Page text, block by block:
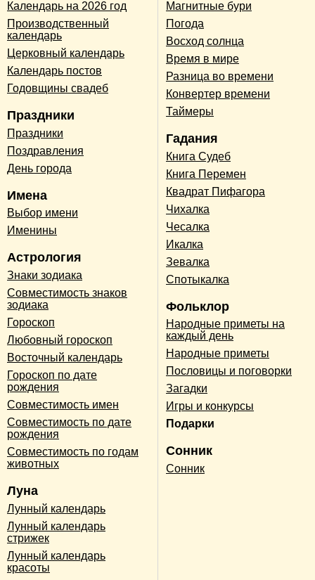
Календарь на 2026 год
Производственный
календарь
Церковный календарь
Календарь постов
Годовщины свадеб
Праздники
Праздники
Поздравления
День города
Имена
Выбор имени
Именины
Астрология
Знаки зодиака
Совместимость знаков
зодиака
Гороскоп
Любовный гороскоп
Восточный календарь
Гороскоп по дате
рождения
Совместимость имен
Совместимость по дате
рождения
Совместимость по годам
животных
Луна
Лунный календарь
Лунный календарь
стрижек
Лунный календарь
красоты
Магнитные бури
Погода
Восход солнца
Время в мире
Разница во времени
Конвертер времени
Таймеры
Гадания
Книга Судеб
Книга Перемен
Квадрат Пифагора
Чихалка
Чесалка
Икалка
Зевалка
Спотыкалка
Фольклор
Народные приметы на
каждый день
Народные приметы
Пословицы и поговорки
Загадки
Игры и конкурсы
Подарки
Сонник
Сонник